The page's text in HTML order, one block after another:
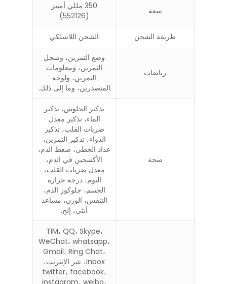
سعة
350 مللي أمبير
(552126)
طريقة الشحن الشحن اللاسلكي
رياضات
وضع التمرين، وسجل
التمرين، ومعلومات
التمرين، ولوحة
المتصدرين، وما إلى ذلك.
صحة
تذكير الجلوس، تذكير
الماء، تذكير معدل
ضربات القلب، تذكير
الدواء، تذكير التمرين،
عداد الخطى، ضغط الدم،
الأكسجين في الدم،
معدل ضربات القلب،
النوم، درجة حرارة
الجسم، جلوكوز الدم،
التنفس، الوزن، مساعد
أنثى، إلخ.
TIM، QQ، Skype،
WeChat، whatsapp،
Gmail، Ring Chat،
Inbox، عبر الإنترنت،
twitter، facebook،
instagram، weibo،